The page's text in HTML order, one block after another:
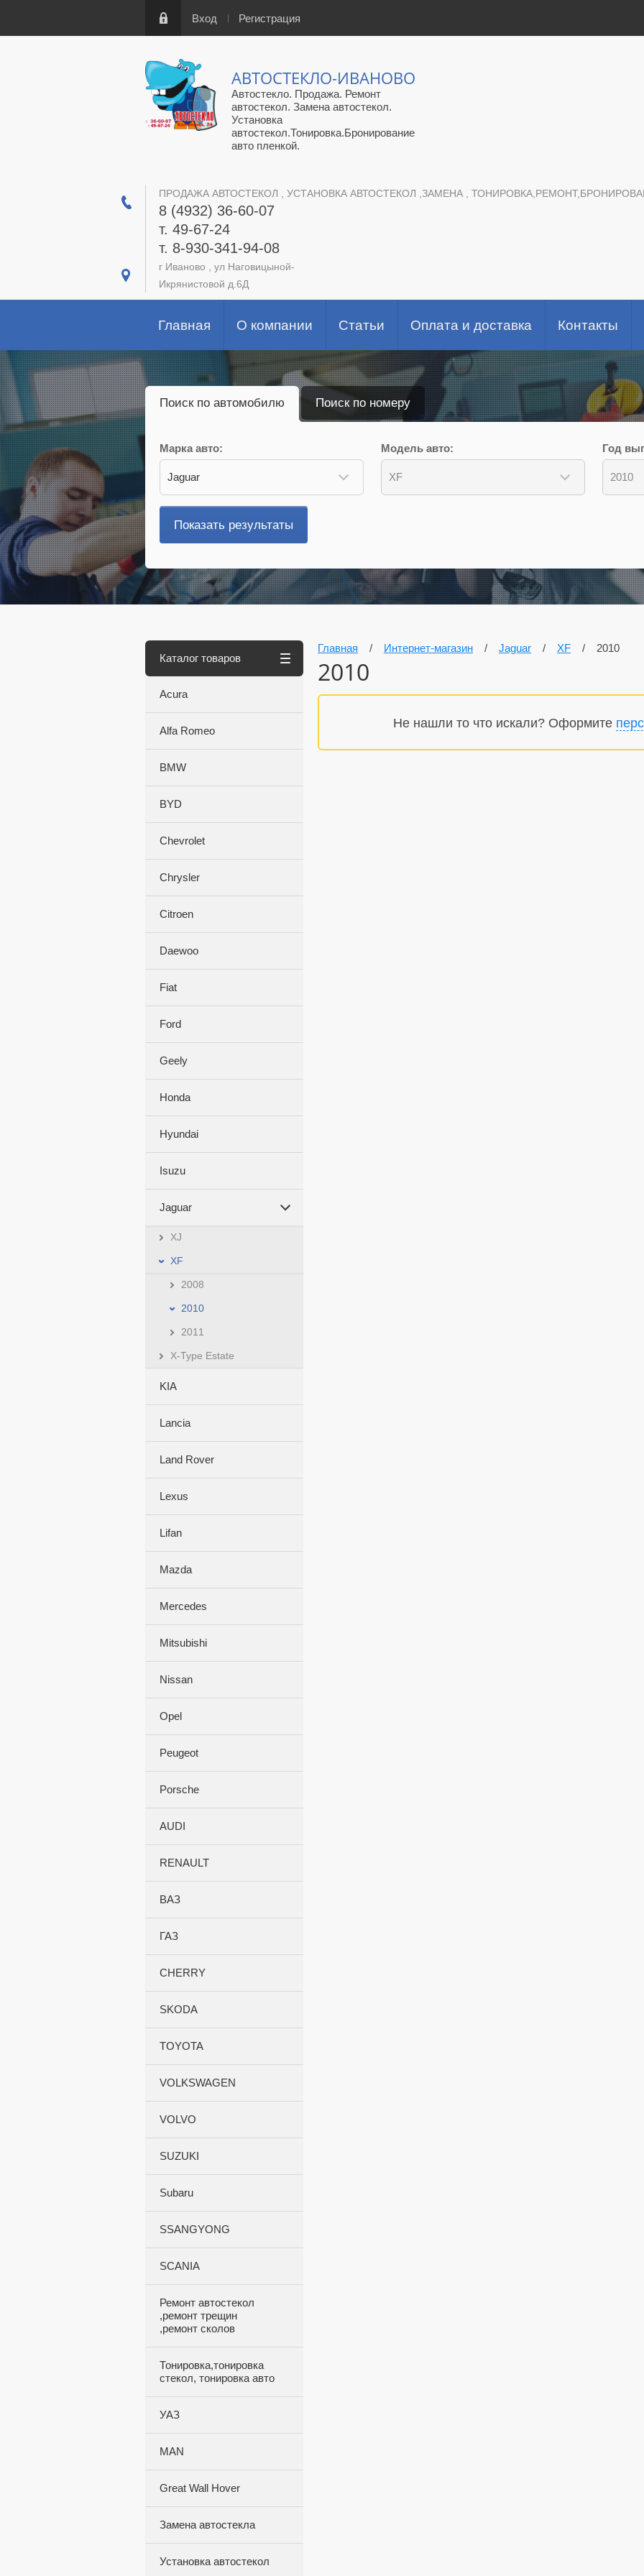
Вход Регистрация
АВТОСТЕКЛО-ИВАНОВО
Автостекло. Продажа. Ремонт
автостекол. Замена автостекол.
Установка
автостекол.Тонировка.Бронирование
авто пленкой.
ПРОДАЖА АВТОСТЕКОЛ , УСТАНОВКА АВТОСТЕКОЛ ,ЗАМЕНА ,
8 (4932) 36-60-07
т. 49-67-24
т. 8-930-341-94-08
г Иваново , ул Наговицыной-
Икрянистовой д.6Д
Главная О компании Статьи Оплата и доставка Контакты
Поиск по автомобилю Поиск по номеру
Марка авто:
Jaguar
Модель авто:
XF
Год
2010
Каталог товаров
Acura
Alfa Romeo
BMW
BYD
Chevrolet
Chrysler
Citroen
Daewoo
Fiat
Ford
Geely
Honda
Hyundai
Isuzu
Jaguar
XJ
XF
2008
2010
2011
X-Type Estate
KIA
Lancia
Land Rover
Lexus
Lifan
Mazda
Mercedes
Mitsubishi
Nissan
Opel
Peugeot
Porsche
AUDI
RENAULT
ВАЗ
ГАЗ
CHERRY
SKODA
TOYOTA
VOLKSWAGEN
VOLVO
SUZUKI
Subaru
SSANGYONG
SCANIA
Ремонт автостекол
,ремонт трещин
,ремонт сколов
Тонировка,тонировка
стекол, тонировка авто
УАЗ
MAN
Great Wall Hover
Замена автостекла
Установка автостекол
Главная / Интернет-магазин / Jaguar / XF / 2010
2010
Не нашли то что искали? Оформите